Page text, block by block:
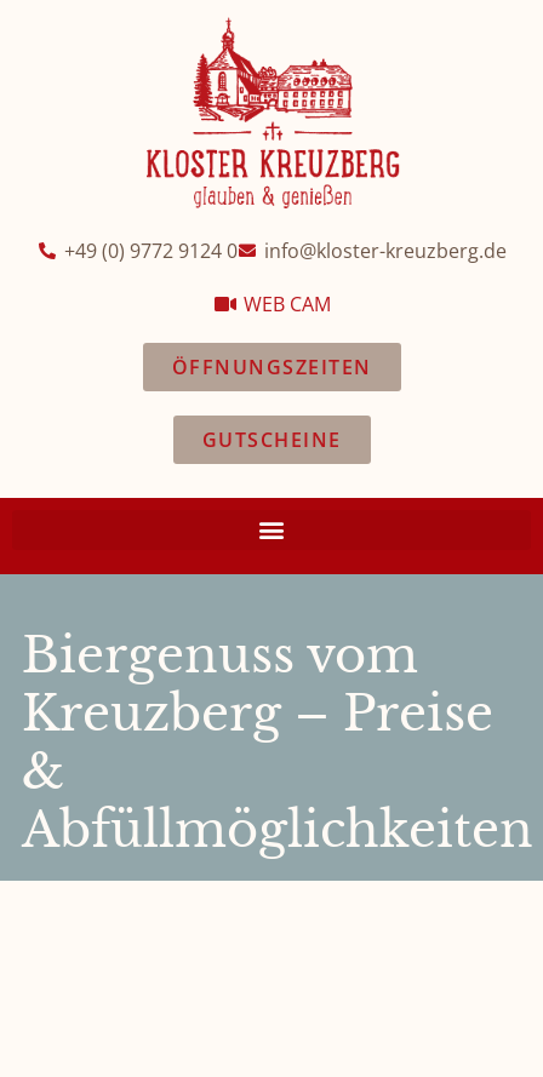
+49 (0) 9772 9124 0
info@kloster-kreuzberg.de
WEB CAM
ÖFFNUNGSZEITEN
GUTSCHEINE
Biergenuss vom
Kreuzberg – Preise
&
Abfüllmöglichkeiten